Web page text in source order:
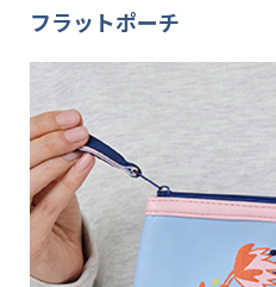
フラットポーチ